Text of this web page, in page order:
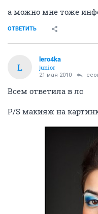
а можно мне тоже
ОТВЕТИТЬ
L
lero4ka
junior
21 мая 2010
Всем ответила в лс
P/S макияж на